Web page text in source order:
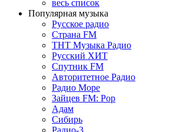
весь список
Популярная музыка
Русское радио
Страна FM
ТНТ Музыка Радио
Русский ХИТ
Спутник FM
Авторитетное Радио
Радио Море
Зайцев FM: Pop
Адам
Сибирь
Радио-3